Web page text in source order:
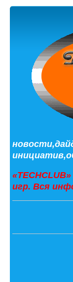
игр. Вся